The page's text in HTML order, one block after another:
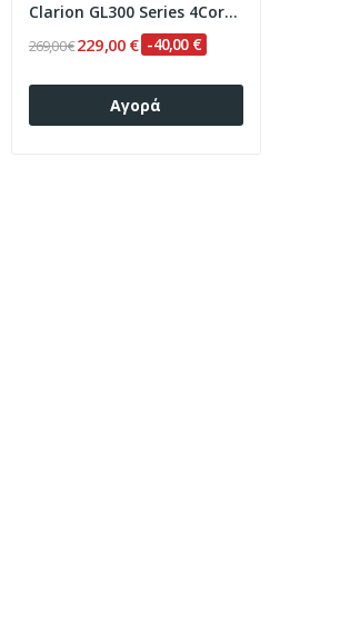
Clarion GL300 Series 4Core Android ClarionOS...
269,00 €229,00 € -40,00 €
Αγορά